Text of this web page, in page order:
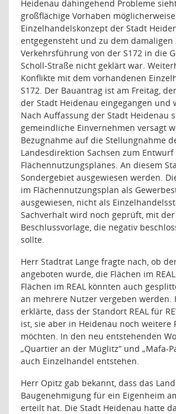
Heidenau dahingehend Probleme
großflächige Vorhaben
Einzelhandelskonzept der Stadt
entgegensteht und zu dem
Verkehrsführung von der S172 in die
Scholl-Straße nicht geklärt war.
Konflikte mit dem vorhandenen
S172. Der Bauantrag ist am Freitag,
der Stadt Heidenau eingegangen und
Nach Auffassung der Stadt Heidenau
gemeindliche Einvernehmen versagt
Bezugnahme auf die Stellungnahme
Landesdirektion Sachsen zum Entwurf
Flächennutzungsplanes. An diesem
Sondergebiet ausgewiesen werden.
im Flächennutzungsplan als
ausgewiesen, nicht als
Sachverhalt wird noch geprüft, mit
Beschlussvorlage, die negativ
sollte.
Herr Stadtrat Lange fragte nach, ob
angeboten wurde, die Flächen im
Flächen im REAL könnten auch
an mehrere Nutzer vergeben werden.
erklärte, dass der Standort REAL für
ist, sie aber in Heidenau noch weitere
möchten. In den neu entstehenden
„Quartier an der Müglitz“ und „Mafa-
auch Einzelhandel entstehen.
Herr Opitz gab bekannt, dass das
Baugenehmigung für ein Eigenheim
erteilt hat. Die Stadt Heidenau hatte